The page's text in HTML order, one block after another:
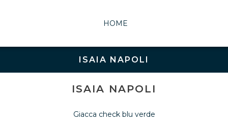
HOME
ISAIA NAPOLI
ISAIA NAPOLI
Giacca check blu verde